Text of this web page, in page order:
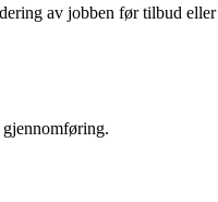
av jobben før tilbud eller